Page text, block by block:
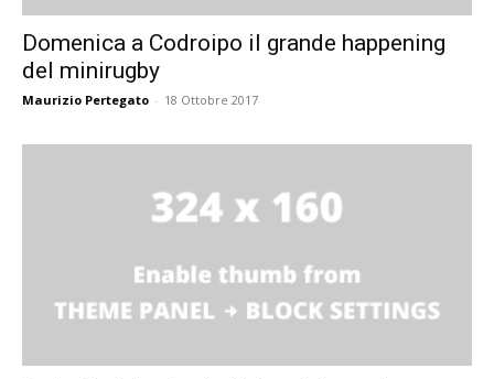
Domenica a Codroipo il grande happening
del minirugby
Maurizio Pertegato - 18 Ottobre 2017